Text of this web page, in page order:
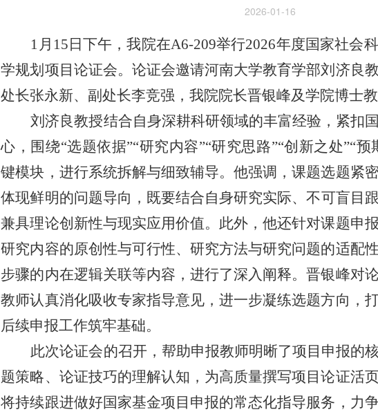
2026-01-16
1月15日下午，我院在A6-209举行2026年度国家社会
学规划项目论证会。论证会邀请河南大学教育学部刘济良
处长张永新、 副处长李竞强 ，我院院长晋银峰及学院博士
刘济良教授结合自身深耕科研领域的丰富经验，紧扣
心，围绕“选题依据”“研究内容”“研究思路”“创新之处”“
键模块， 进行系统拆解与细致辅导。他强调，课题选题紧
体现鲜明的问题导向 ， 既要结合自身研究实际、不可盲目
兼具理论创新性与现实应用价值。此外，他还针对课题申
研究内容的原创性与可行性、研究方法与研究问题的适配
步骤的内在逻辑关联等内容，进行了深入阐释。晋银峰对
教师认真消化吸收专家指导意见，进一步凝练选题方向，
后续申报工作筑牢基础。
此次论证会的召开，帮助申报教师明晰了项目申报的
题策略、论证技巧的理解认知，为高质量撰写项目论证活
将持续跟进做好国家基金项目申报的常态化指导服务，力